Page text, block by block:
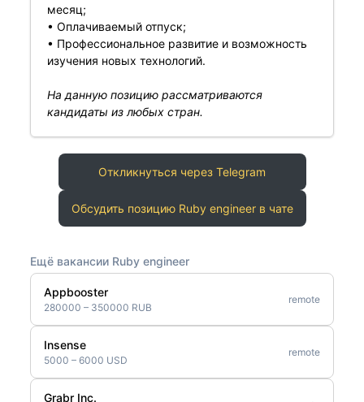
месяц;
• Оплачиваемый отпуск;
• Профессиональное развитие и возможность
изучения новых технологий.
На данную позицию рассматриваются
кандидаты из любых стран.
Откликнуться через Telegram
Обсудить позицию Ruby engineer в чате
Ещё вакансии Ruby engineer
Appbooster
280000 – 350000 RUB
remote
Insense
5000 – 6000 USD
remote
Grabr Inc.